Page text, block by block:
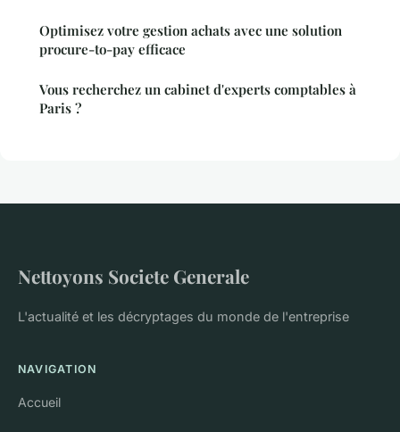
Optimisez votre gestion achats avec une solution
procure-to-pay efficace
Vous recherchez un cabinet d'experts comptables à
Paris ?
Nettoyons Societe Generale
L'actualité et les décryptages du monde de l'entreprise
NAVIGATION
Accueil